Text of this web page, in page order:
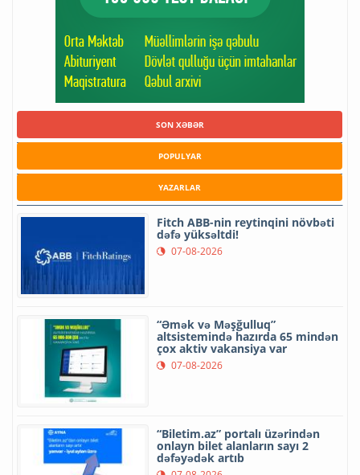
SON XƏBƏR
POPULYAR
YAZARLAR
Fitch ABB-nin reytinqini növbəti
dəfə yüksəltdi!
07-08-2026
“Əmək və Məşğulluq”
altsistemində hazırda 65 mindən
çox aktiv vakansiya var
07-08-2026
“Biletim.az” portalı üzərindən
onlayn bilet alanların sayı 2
dəfəyədək artıb